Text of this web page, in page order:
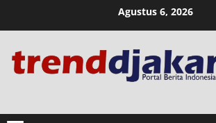
Agustus 6, 2026